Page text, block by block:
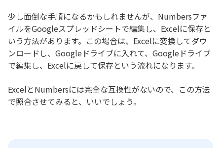
少し面倒な手順になるかもしれませんが、Numbersファ
イルをGoogleスプレッドシートで編集し、Excelに保存と
いう方法があります。この場合は、Excelに変換してダウ
ンロードし、Googleドライブに入れて、Googleドライブ
で編集し、Excelに戻して保存という流れになります。
ExcelとNumbersには完全な互換性がないので、この方法
で照合させてみると、いいでしょう。